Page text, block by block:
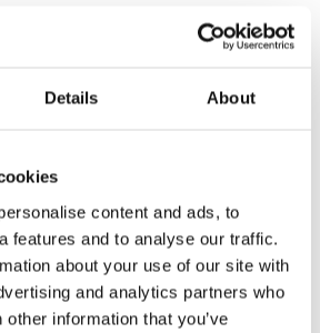
Details About
content and ads, to
features and to analyse our traffic.
about your use of our site with
and analytics partners who
information that you’ve
e-postadress och webbplats i denna
den 1 april